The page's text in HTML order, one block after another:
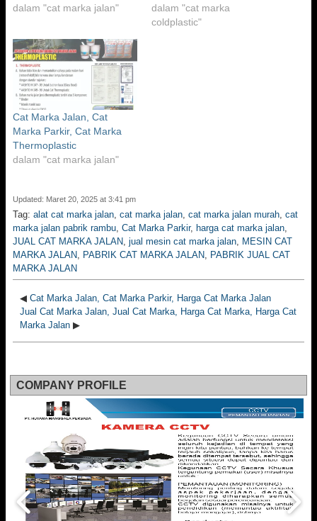
dalam "cat marka jalan"
dalam "cat marka
coldplastic"
Cat Marka Jalan, Cat
Marka Parkir, Cat Marka
Thermoplastic
dalam "cat marka jalan"
Updated: Maret 20, 2025 at 3:41 pm
Tag: alat cat marka jalan, cat marka jalan, cat marka jalan murah, cat
marka jalan pabrik rambu, Cat Marka Parkir, harga cat marka jalan,
JUAL CAT MARKA JALAN, jual mesin cat marka jalan, MESIN CAT
MARKA JALAN, PABRIK CAT MARKA JALAN, PABRIK JUAL CAT
MARKA JALAN
◀ Cat Marka Jalan, Cat Marka Parkir, Harga Cat Marka Jalan
Jual Cat Marka Jalan, Jual Cat Marka, Harga Cat Marka, Harga Cat
Marka Jalan ▶
COMPANY PROFILE